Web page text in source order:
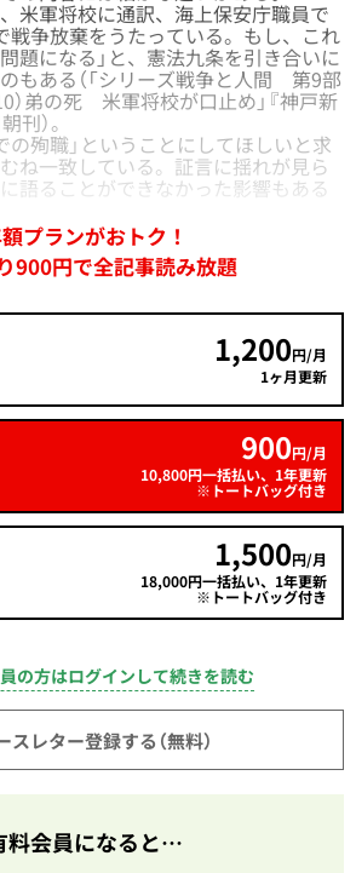
米軍将校に通訳、海上保安庁職員で
戦争放棄をうたっている。もし、これ
題になる」と、憲法九条を引き合いに
もある（「シリーズ戦争と人間 第9部
）弟の死 米軍将校が口止め」『神戸新
刊）。
の殉職」ということにしてほしいと求
ね一致している。証言に揺れが見ら
語ることができなかった影響もある
プランがおトク！
900円で全記事読み放題
1,200円/月
1ヶ月更新
900円/月
10,800円一括払い、1年更新
※トートバッグ付き
1,500円/月
18,000円一括払い、1年更新
※トートバッグ付き
の方はログインして続きを読む
スレター登録する（無料）
料会員になると…